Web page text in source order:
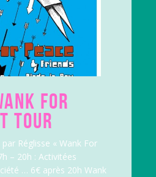
FOR
TOUR
Réglisse « Wank For
– 20h : Activitées
… 6€ après 20h Wank